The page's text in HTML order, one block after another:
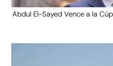
Abdul El-Sayed Vence a la